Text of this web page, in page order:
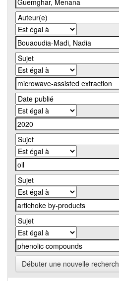
Débuter une nouvelle